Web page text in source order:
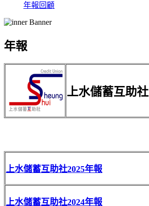
年報回顧
年報
上水儲蓄互助社
上水儲蓄互助社2025年報
上水儲蓄互助社2024年報